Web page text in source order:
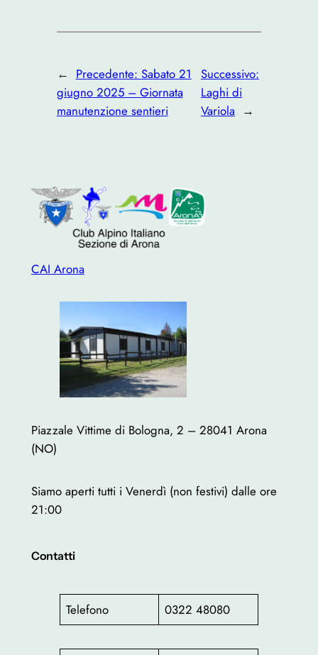
← Precedente: Sabato 21
giugno 2025 – Giornata
manutenzione sentieri
Successivo:
Laghi di
Variola →
CAI Arona
Piazzale Vittime di Bologna, 2 – 28041 Arona
(NO)
Siamo aperti tutti i Venerdì (non festivi) dalle ore
21:00
Contatti
Telefono 0322 48080